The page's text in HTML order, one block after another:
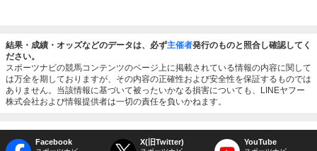
結果・成績・オッズなどのデータは、必ず主催者発行のものと照合し確認してく
ださい。
スポーツナビの競馬コンテンツのページ上に掲載されている情報の内容に関して
は万全を期しておりますが、その内容の正確性および安全性を保証するものでは
ありません。当該情報に基づいて被ったいかなる損害についても、LINEヤフー
株式会社および情報提供者は一切の責任を負いかねます。
Facebook X(旧Twitter) YouTube